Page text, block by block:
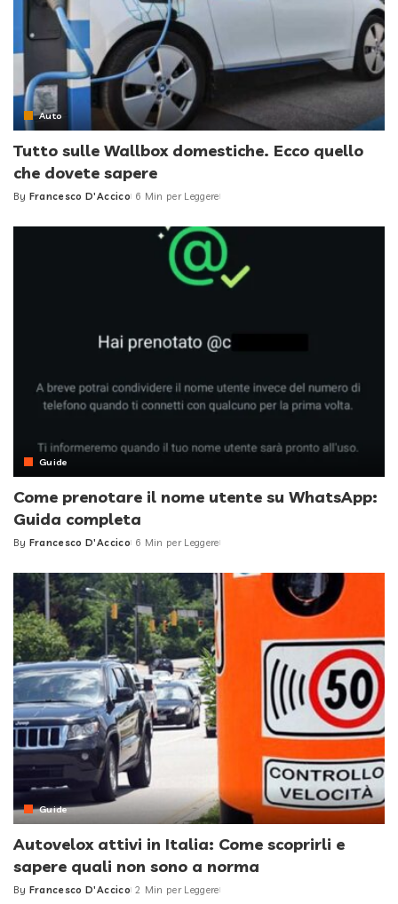
Auto
Tutto sulle Wallbox domestiche. Ecco quello
che dovete sapere
Posted
By Francesco D'Accico 6 Min per Leggere
Guide
Come prenotare il nome utente su WhatsApp:
Guida completa
Posted
By Francesco D'Accico 6 Min per Leggere
Guide
Autovelox attivi in Italia: Come scoprirli e
sapere quali non sono a norma
Posted
By Francesco D'Accico 2 Min per Leggere